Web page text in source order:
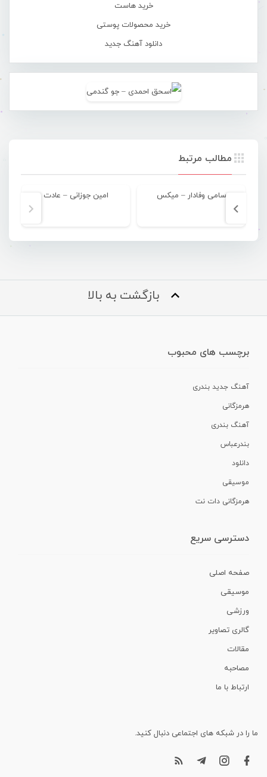
خرید هاست
خرید محصولات پوستی
دانلود آهنگ جدید
مطالب مرتبط
سامی وفادار – میکس امین جوزانی – عادت
بازگشت به بالا
برچسب های محبوب
آهنگ جدید بندری
هرمزگانی
آهنگ بندری
بندرعباس
دانلود
موسیقی
هرمزگانی دات نت
دسترسی سریع
صفحه اصلی
موسیقی
ورزشی
گالری تصاویر
مقالات
مصاحبه
ارتباط با ما
ما را در شبکه های اجتماعی دنبال کنید.